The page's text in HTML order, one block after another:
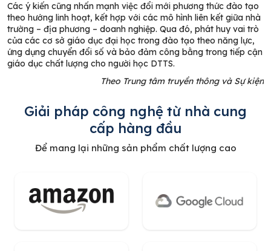
Các ý kiến cũng nhấn mạnh việc đổi mới phương thức đào tạo
theo hướng linh hoạt, kết hợp với các mô hình liên kết giữa nhà
trường – địa phương – doanh nghiệp. Qua đó, phát huy vai trò
của các cơ sở giáo dục đại học trong đào tạo theo năng lực,
ứng dụng chuyển đổi số và bảo đảm công bằng trong tiếp cận
giáo dục chất lượng cho người học DTTS.
Theo Trung tâm truyền thông và Sự kiện
Giải pháp công nghệ từ nhà cung
cấp hàng đầu
Để mang lại những sản phẩm chất lượng cao